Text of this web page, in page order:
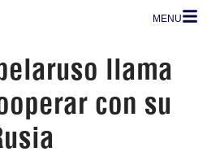
MENU
llama
con su